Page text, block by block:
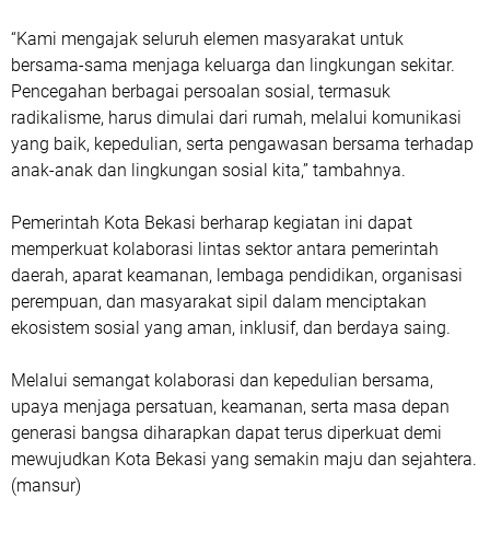
“Kami mengajak seluruh elemen masyarakat untuk
bersama-sama menjaga keluarga dan lingkungan sekitar.
Pencegahan berbagai persoalan sosial, termasuk
radikalisme, harus dimulai dari rumah, melalui komunikasi
yang baik, kepedulian, serta pengawasan bersama terhadap
anak-anak dan lingkungan sosial kita,” tambahnya.
Pemerintah Kota Bekasi berharap kegiatan ini dapat
memperkuat kolaborasi lintas sektor antara pemerintah
daerah, aparat keamanan, lembaga pendidikan, organisasi
perempuan, dan masyarakat sipil dalam menciptakan
ekosistem sosial yang aman, inklusif, dan berdaya saing.
Melalui semangat kolaborasi dan kepedulian bersama,
upaya menjaga persatuan, keamanan, serta masa depan
generasi bangsa diharapkan dapat terus diperkuat demi
mewujudkan Kota Bekasi yang semakin maju dan sejahtera.
(mansur)